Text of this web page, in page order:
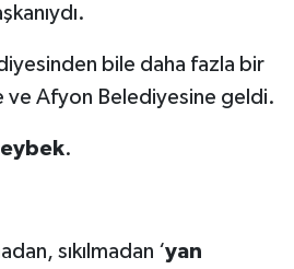
bile daha fazla bir
ve Afyon Belediyesine geldi.
.
sıkılmadan ‘yan